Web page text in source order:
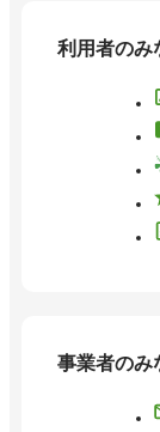
利用者のみ
事業者のみ